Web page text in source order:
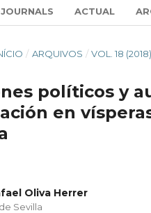
ACTUAL
/ ARQUIVOS / VOL. 18 (2018)
políticos y
en
Oliva Herrer
Sevilla